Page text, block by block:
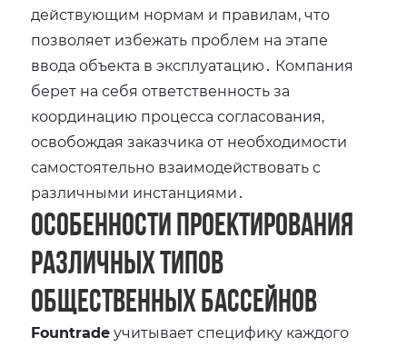
действующим нормам и правилам‚ что
позволяет избежать проблем на этапе
ввода объекта в эксплуатацию․ Компания
берет на себя ответственность за
координацию процесса согласования‚
освобождая заказчика от необходимости
самостоятельно взаимодействовать с
различными инстанциями․
Особенности проектирования
различных типов
общественных бассейнов
Fountradeучитывает специфику каждого